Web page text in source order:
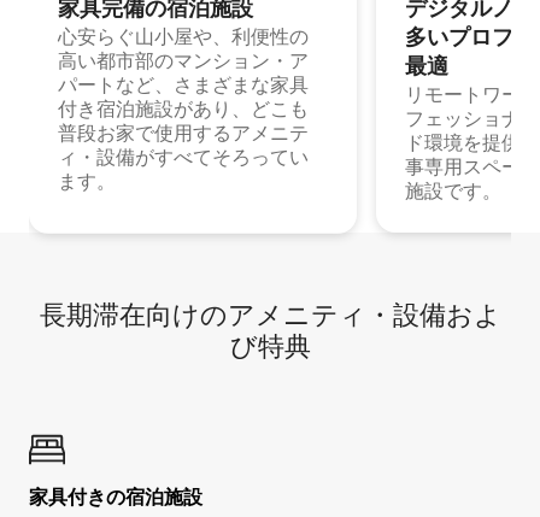
家具完備の宿⁠泊⁠施⁠設
心安らぐ山小屋や、利便性の
高い都市部のマンション・ア
パートなど、さまざまな家具
付き宿泊施設があり、どこも
普段お家で使用するアメニテ
ィ・設備がすべてそろってい
ます。
デジタルノ
多⁠いプ⁠ロ⁠フ⁠
最⁠適
リモートワー
フェッショナ
ド環境を提供
事専用スペー
施設です。
長期滞在向け⁠のア⁠メ⁠ニ⁠テ⁠ィ⁠・設⁠備⁠およ
び特⁠典
家具付き⁠の宿⁠泊⁠施⁠設